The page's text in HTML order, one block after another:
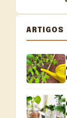
ARTIGOS